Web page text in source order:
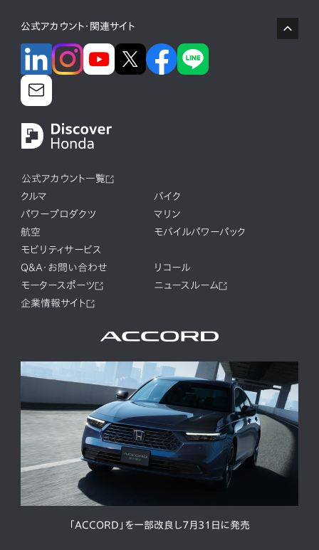
公式アカウント・関連サイト
公式アカウント一覧
クルマ
バイク
パワープロダクツ
マリン
航空
モバイルパワーパック
モビリティサービス
Q&A・お問い合わせ
リコール
モータースポーツ
ニュースルーム
企業情報サイト
「ACCORD」を一部改良し7月31日に発売